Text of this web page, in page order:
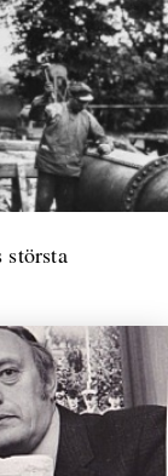
största